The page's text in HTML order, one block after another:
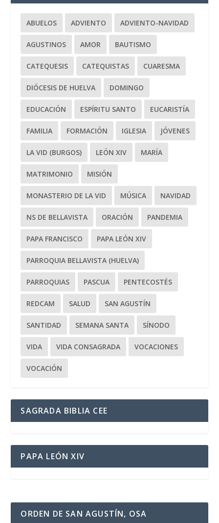
ABUELOS ADVIENTO ADVIENTO-NAVIDAD
AGUSTINOS AMOR BAUTISMO
CATEQUESIS CATEQUISTAS CUARESMA
DIÓCESIS DE HUELVA DOMINGO
EDUCACIÓN ESPÍRITU SANTO EUCARISTÍA
FAMILIA FORMACIÓN IGLESIA JÓVENES
LA VID (BURGOS) LEÓN XIV MARÍA
MATRIMONIO MISIÓN
MONASTERIO DE LA VID MÚSICA NAVIDAD
NS DE BELLAVISTA ORACIÓN PANDEMIA
PAPA FRANCISCO PAPA LEÓN XIV
PARROQUIA BELLAVISTA (HUELVA)
PARROQUIAS PASCUA PENTECOSTÉS
REDCAM SALUD SAN AGUSTÍN
SANTIDAD SEMANA SANTA SÍNODO
VIDA VIDA CONSAGRADA VOCACIONES
VOCACIÓN
SAGRADA BIBLIA CEE
PAPA LEÓN XIV
ORDEN DE SAN AGUSTÍN, OSA